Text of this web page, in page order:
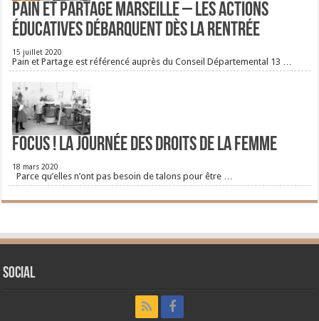
Pain et Partage Marseille – Les actions
éducatives débarquent dès la rentrée
15 juillet 2020
Pain et Partage est référencé auprès du Conseil Départemental 13 …
FOCUS ! La journée des droits de la femme
18 mars 2020
Parce qu’elles n’ont pas besoin de talons pour être …
Social